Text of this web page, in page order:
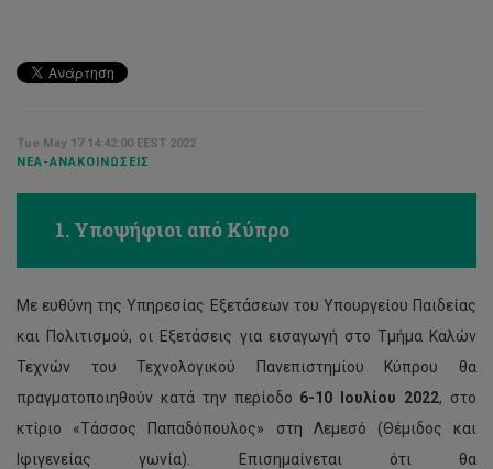
Tue May 17 14:42:00 EEST 2022
ΝΈΑ-ΑΝΑΚΟΙΝΏΣΕΙΣ
1. Υποψήφιοι από Κύπρο
Με ευθύνη της Υπηρεσίας Εξετάσεων του Υπουργείου Παιδείας
και Πολιτισμού, οι Εξετάσεις για εισαγωγή στo Τμήμα Καλών
Τεχνών του Τεχνολογικού Πανεπιστημίου Κύπρου θα
πραγματοποιηθούν κατά την περίοδο 6-10 Ιουλίου 2022, στο
κτίριο «Τάσσος Παπαδόπουλος» στη Λεμεσό (Θέμιδος και
Ιφιγενείας γωνία). Επισημαίνεται ότι θα